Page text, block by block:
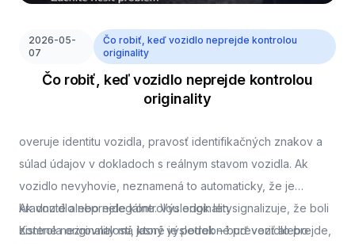
2026-05-
07
Čo robiť, keď vozidlo neprejde kontrolou
originality
Čo robiť, keď vozidlo neprejde kontrolou
originality
overuje identitu vozidla, pravosť identifikačných znakov a
súlad údajov v dokladoch s reálnym stavom vozidla. Ak
vozidlo nevyhovie, neznamená to automaticky, že je
kradnuté alebo nelegálne. Výsledok len signalizuje, že boli
zistené nezrovnalosti, ktoré je potrebné preveriť alebo
Ak vozidlo neprejde kontrolou originality
Kontrola originality má jasný výsledok – buď vozidlo prejde,